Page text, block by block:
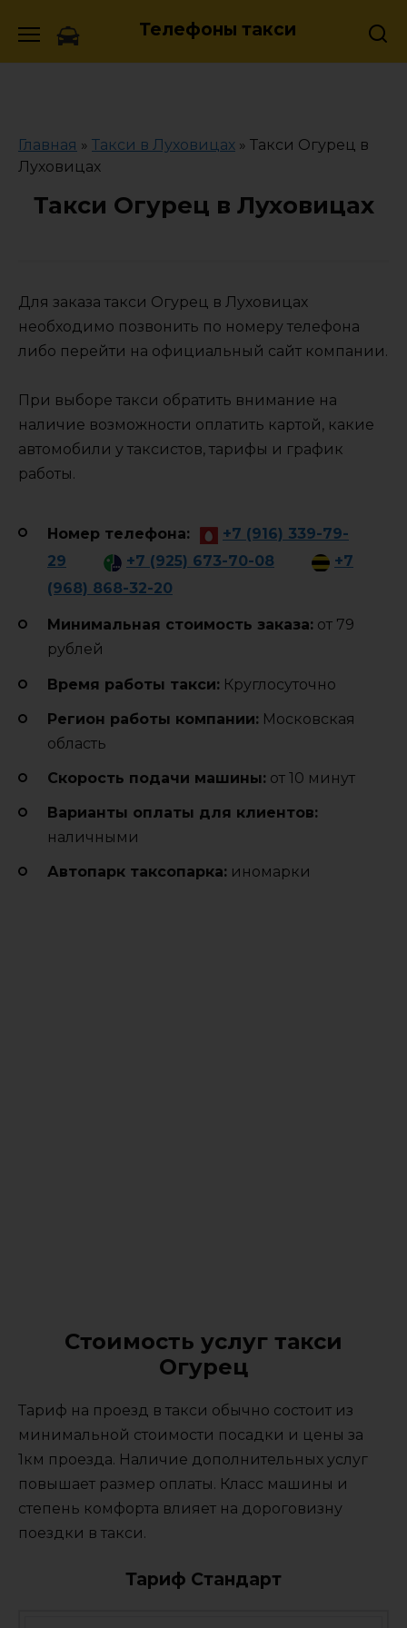
Телефоны такси
Главная » Такси в Луховицах » Такси Огурец в
Луховицах
Такси Огурец в Луховицах
Для заказа такси Огурец в Луховицах
необходимо позвонить по номеру телефона
либо перейти на официальный сайт компании.
При выборе такси обратить внимание на
наличие возможности оплатить картой, какие
автомобили у таксистов, тарифы и график
работы.
Номер телефона:
+7 (916) 339-79-
29
+7 (925) 673-70-08
+7
(968) 868-32-20
Минимальная стоимость заказа: от 79
рублей
Время работы такси: Круглосуточно
Регион работы компании: Московская
область
Cкорость подачи машины: от 10 минут
Варианты оплаты для клиентов:
наличными
Автопарк таксопарка: иномарки
Стоимость услуг такси
Огурец
Тариф на проезд в такси обычно состоит из
минимальной стоимости посадки и цены за
1км проезда. Наличие дополнительных услуг
повышает размер оплаты. Класс машины и
степень комфорта влияет на дороговизну
поездки в такси.
Тариф Стандарт